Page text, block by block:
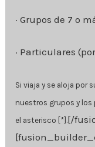
· Grupos de 7 o
· Particulares
Si viaja y se aloja por
nuestros grupos y
el asterisco [*].[/